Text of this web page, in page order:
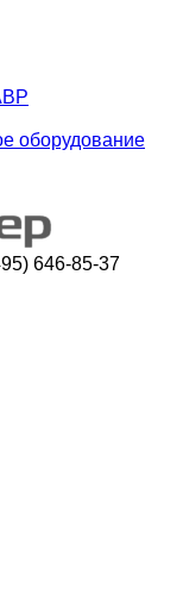
оборудование
646-85-37